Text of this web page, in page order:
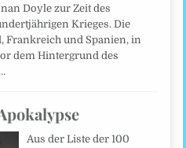
Doyle zur Zeit des
Krieges. Die
Frankreich und Spanien, in
dem Hintergrund des
Aus der Liste der 100